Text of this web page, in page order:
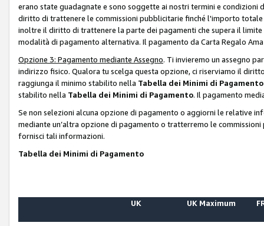
erano state guadagnate e sono soggette ai nostri termini e
diritto di trattenere le commissioni pubblicitarie finché l'importo
inoltre il diritto di trattenere la parte dei pagamenti che supera il
modalità di pagamento alternativa. Il pagamento da Carta Regalo
Opzione 3: Pagamento mediante Assegno. Ti invieremo un assegno
indirizzo fisico. Qualora tu scelga questa opzione, ci riserviamo il
raggiunga il minimo stabilito nella Tabella dei Minimi di Pagamento
stabilito nella Tabella dei Minimi di Pagamento. Il pagamento
Se non selezioni alcuna opzione di pagamento o aggiorni le relative
mediante un’altra opzione di pagamento o tratterremo le
fornisci tali informazioni.
Tabella dei Minimi di Pagamento
UK UK Maximum